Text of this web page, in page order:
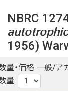
NBRC
1956)
NBRC 12743の
らご覧ください。
量・価格 一般/ア
量: